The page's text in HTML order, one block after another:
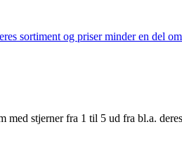
sortiment og priser minder en del
med stjerner fra 1 til 5 ud fra bl.a.